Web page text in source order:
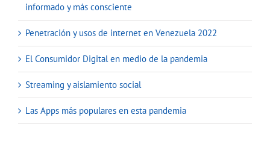
informado y más consciente
Penetración y usos de internet en Venezuela 2022
El Consumidor Digital en medio de la pandemia
Streaming y aislamiento social
Las Apps más populares en esta pandemia